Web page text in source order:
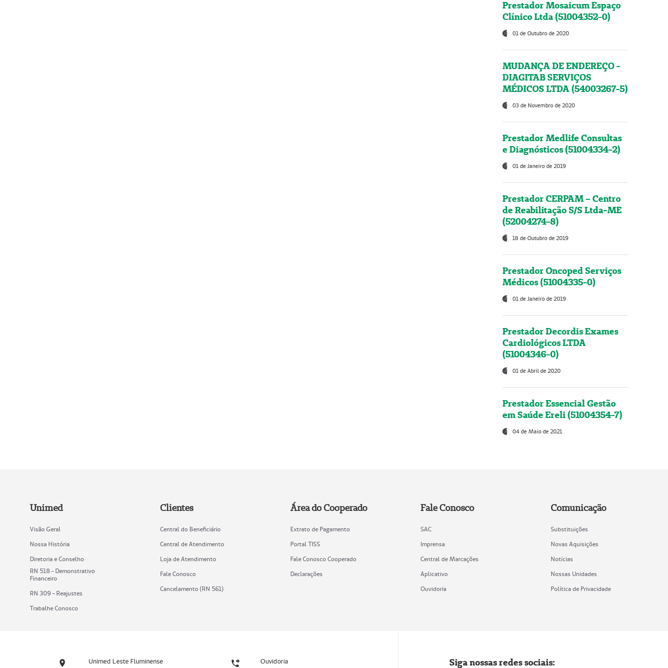
Prestador Mosaicum Espaço
Clínico Ltda (51004352-0)
01 de Outubro de 2020
MUDANÇA DE ENDEREÇO -
DIAGITAB SERVIÇOS
MÉDICOS LTDA (54003267-5)
03 de Novembro de 2020
Prestador Medlife Consultas
e Diagnósticos (51004334-2)
01 de Janeiro de 2019
Prestador CERPAM – Centro
de Reabilitação S/S Ltda-ME
(52004274-8)
18 de Outubro de 2019
Prestador Oncoped Serviços
Médicos (51004335-0)
01 de Janeiro de 2019
Prestador Decordis Exames
Cardiológicos LTDA
(51004346-0)
01 de Abril de 2020
Prestador Essencial Gestão
em Saúde Ereli (51004354-7)
04 de Maio de 2021
Unimed
Visão Geral
Nossa História
Diretoria e Conselho
RN 518 - Demonstrativo
Financeiro
RN 309 - Reajustes
Trabalhe Conosco
Clientes
Central do Beneficiário
Central de Atendimento
Loja de Atendimento
Fale Conosco
Cancelamento (RN 561)
Área do Cooperado
Extrato de Pagamento
Portal TISS
Fale Conosco Cooperado
Declarações
Fale Conosco
SAC
Imprensa
Central de Marcações
Aplicativo
Ouvidoria
Comunicação
Substituições
Novas Aquisições
Notícias
Nossas Unidades
Política de Privacidade
Unimed Leste Fluminense Ouvidoria Siga nossas redes sociais: